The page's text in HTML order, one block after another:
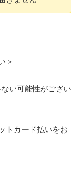
＞
い可能性がござい
トカード払いをお